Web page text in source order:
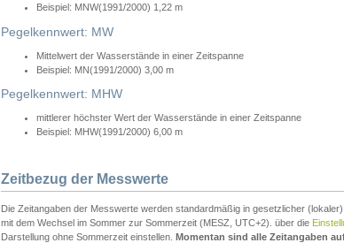
Beispiel: MNW(1991/2000) 1,22 m
Pegelkennwert: MW
Mittelwert der Wasserstände in einer Zeitspanne
Beispiel: MN(1991/2000) 3,00 m
Pegelkennwert: MHW
mittlerer höchster Wert der Wasserstände in einer Zeitspanne
Beispiel: MHW(1991/2000) 6,00 m
Zeitbezug der Messwerte
Die Zeitangaben der Messwerte werden standardmäßig in gesetzlicher
mit dem Wechsel im Sommer zur Sommerzeit (MESZ, UTC+2). über die
Darstellung ohne Sommerzeit einstellen. Momentan sind alle Zeitangaben